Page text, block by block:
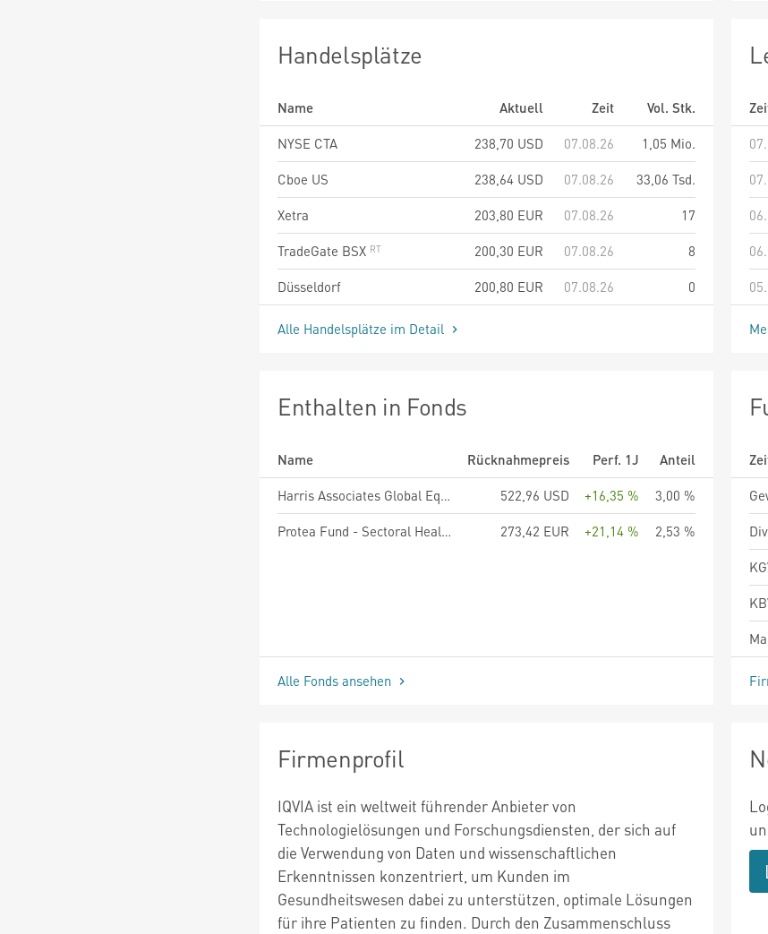
Handelsplätze
Name Aktuell Zeit
Vol. Stk.
NYSE CTA
238,70 USD 07.08.26
1,05 Mio.
Cboe US
238,64 USD 07.08.26
33,06 Tsd.
Xetra
203,80 EUR 07.08.26
17
TradeGate BSX
200,30 EUR 07.08.26
8
Düsseldorf
200,80 EUR 07.08.26 0
Alle Handelsplätze im Detail
Enthalten in Fonds
Name Rücknahmepreis Perf. 1J
Anteil
Harris Associates Global Equity Fund R/A (USD)
522,96 USD +16,35 %
3,00 %
Protea Fund - Sectoral Healthcare Opportunities Fund PH EUR
273,42 EUR +21,14 % 2,53 %
Alle Fonds ansehen
Firmenprofil
IQVIA ist ein weltweit führender Anbieter von
Technologielösungen und Forschungsdiensten, der sich auf
die Verwendung von Daten und wissenschaftlichen
Erkenntnissen konzentriert, um Kunden im
Gesundheitswesen dabei zu unterstützen, optimale Lösungen
für ihre Patienten zu finden. Durch den Zusammenschluss